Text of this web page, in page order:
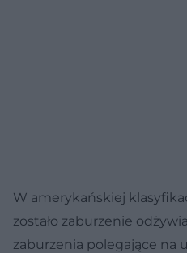
W amerykańskiej
zostało zaburzenie
zaburzenia polegające na